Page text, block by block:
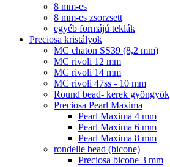
8 mm-es
8 mm-es zsorzsett
egyéb formájú teklák
Preciosa kristályok
MC chaton SS39 (8,2 mm)
MC rivoli 12 mm
MC rivoli 14 mm
MC rivoli 47ss - 10 mm
Round bead- kerek gyöngyök
Preciosa Pearl Maxima
Pearl Maxima 4 mm
Pearl Maxima 6 mm
Pearl Maxima 8 mm
rondelle bead (bicone)
Preciosa bicone 3 mm